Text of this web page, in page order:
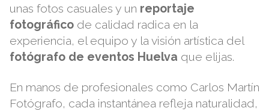
unas fotos casuales y un reportaje
fotográfico de calidad radica en la
experiencia, el equipo y la visión artística del
fotógrafo de eventos Huelva que elijas.
En manos de profesionales como Carlos Martín
Fotógrafo, cada instantánea refleja naturalidad,